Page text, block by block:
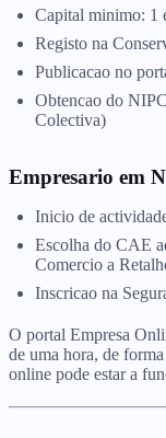
Capital minimo: 1
Registo na
Publicacao no
Obtencao do
Colectiva)
Empresario em
Inicio de
Escolha do CAE
Comercio a
Inscricao na
O portal Empresa
de uma hora, de
online pode estar a